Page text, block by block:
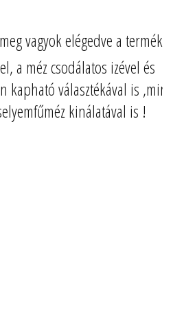
elégedve a termék
csodálatos izével és
választékával is ,mint a
kinálatával is !